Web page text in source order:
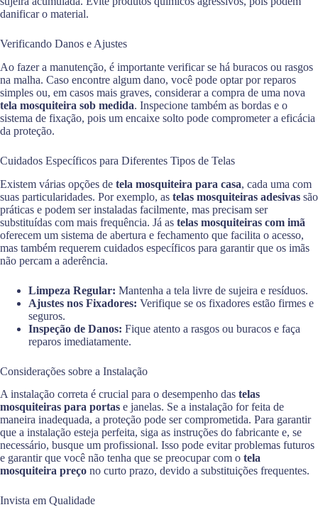
danificar o material.
Verificando Danos e Ajustes
Ao fazer a manutenção, é importante verificar se há buracos ou rasgos
na malha. Caso encontre algum dano, você pode optar por reparos
simples ou, em casos mais graves, considerar a compra de uma nova
tela mosquiteira sob medida. Inspecione também as bordas e o
sistema de fixação, pois um encaixe solto pode comprometer a eficácia
da proteção.
Cuidados Específicos para Diferentes Tipos de Telas
Existem várias opções de tela mosquiteira para casa, cada uma com
suas particularidades. Por exemplo, as telas mosquiteiras adesivas são
práticas e podem ser instaladas facilmente, mas precisam ser
substituídas com mais frequência. Já as telas mosquiteiras com imã
oferecem um sistema de abertura e fechamento que facilita o acesso,
mas também requerem cuidados específicos para garantir que os imãs
não percam a aderência.
Limpeza Regular: Mantenha a tela livre de sujeira e resíduos.
Ajustes nos Fixadores: Verifique se os fixadores estão firmes e
seguros.
Inspeção de Danos: Fique atento a rasgos ou buracos e faça
reparos imediatamente.
Considerações sobre a Instalação
A instalação correta é crucial para o desempenho das telas
mosquiteiras para portas e janelas. Se a instalação for feita de
maneira inadequada, a proteção pode ser comprometida. Para garantir
que a instalação esteja perfeita, siga as instruções do fabricante e, se
necessário, busque um profissional. Isso pode evitar problemas futuros
e garantir que você não tenha que se preocupar com o tela
mosquiteira preço no curto prazo, devido a substituições frequentes.
Invista em Qualidade